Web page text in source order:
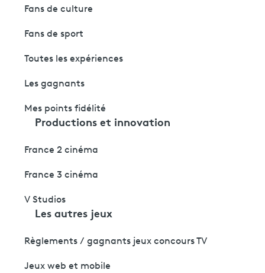
Fans de culture
Fans de sport
Toutes les expériences
Les gagnants
Mes points fidélité
Productions et innovation
France 2 cinéma
France 3 cinéma
V Studios
Les autres jeux
Règlements / gagnants jeux concours TV
Jeux web et mobile